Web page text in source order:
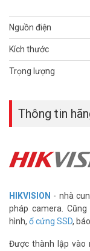
Nguồn điện
Kích thước
Trọng lượng
Thông tin
HIKVISION - nhà
pháp camera.
hình, ổ cứng SSD,
Được thành lập vào